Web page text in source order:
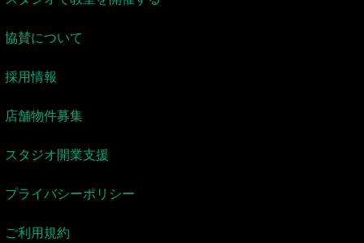
協賛について
採用情報
店舗物件募集
スタジオ開業支援
プライバシーポリシー
ご利用規約